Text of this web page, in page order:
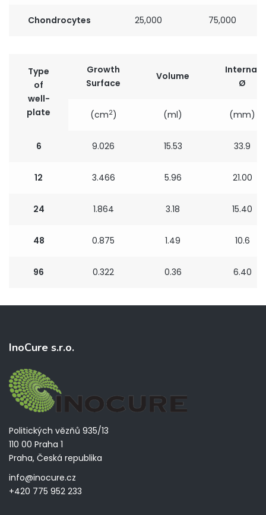
Chondrocytes 25,000 75,000
Type
of
well-
plate
Growth
Surface
Volume
Internal
Ø
(cm2) (ml) (mm)
6 9.026 15.53 33.9
12 3.466 5.96 21.00
24 1.864 3.18 15.40
48 0.875 1.49 10.6
96 0.322 0.36 6.40
InoCure s.r.o.
Politických vězňů 935/13
110 00 Praha 1
Praha, Česká republika
info@inocure.cz
+420 775 952 233